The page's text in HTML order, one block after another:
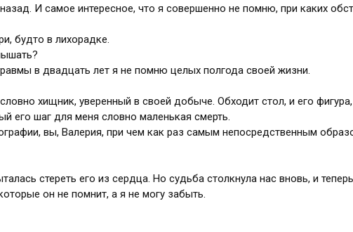
И самое интересное, что я совершенно не помню, при каких
будто в лихорадке.
в двадцать лет я не помню целых полгода своей жизни.
хищник, уверенный в своей добыче. Обходит стол, и его
его шаг для меня словно маленькая смерть.
вы, Валерия, при чем как раз самым непосредственным
стереть его из сердца. Но судьба столкнула нас вновь, и
он не помнит, а я не могу забыть.